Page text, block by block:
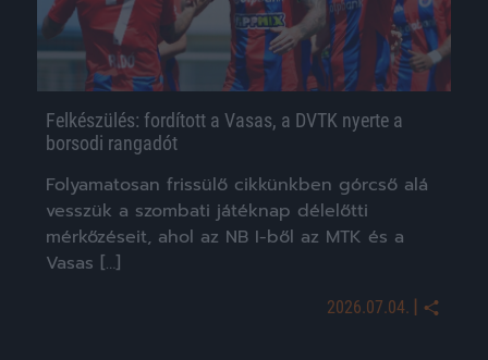
Felkészülés: fordított a Vasas, a DVTK nyerte a
borsodi rangadót
Folyamatosan frissülő cikkünkben górcső alá
vesszük a szombati játéknap délelőtti
mérkőzéseit, ahol az NB I-ből az MTK és a
Vasas […]
2026.07.04. |